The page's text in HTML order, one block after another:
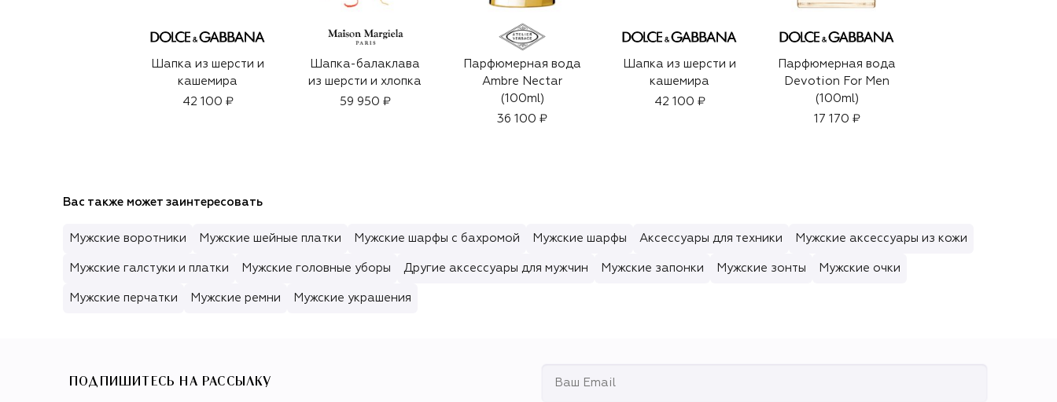
Шапка из шерсти и
кашемира
42 100 ₽
Шапка-балаклава
из шерсти и хлопка
59 950 ₽
Парфюмерная вода
Ambre Nectar
(100ml)
36 100 ₽
Шапка из шерсти и
кашемира
42 100 ₽
Парфюмерная вода
Devotion For Men
(100ml)
17 170 ₽
Вас также может заинтересовать
Мужские воротники Мужские шейные платки Мужские шарфы с бахромой Мужские шарфы Аксессуары для техники Мужские аксессуары из кожи
Мужские галстуки и платки Мужские головные уборы Другие аксессуары для мужчин Мужские запонки Мужские зонты Мужские очки
Мужские перчатки Мужские ремни Мужские украшения
ПОДПИШИТЕСЬ НА РАССЫЛКУ